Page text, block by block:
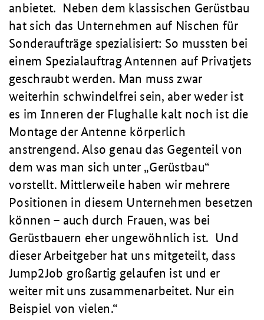
anbietet. Neben dem klassischen Gerüstbau
hat sich das Unternehmen auf Nischen für
Sonderaufträge spezialisiert: So mussten bei
einem Spezialauftrag Antennen auf Privatjets
geschraubt werden. Man muss zwar
weiterhin schwindelfrei sein, aber weder ist
es im Inneren der Flughalle kalt noch ist die
Montage der Antenne körperlich
anstrengend. Also genau das Gegenteil von
dem was man sich unter „Gerüstbau“
vorstellt. Mittlerweile haben wir mehrere
Positionen in diesem Unternehmen besetzen
können – auch durch Frauen, was bei
Gerüstbauern eher ungewöhnlich ist. Und
dieser Arbeitgeber hat uns mitgeteilt, dass
Jump2Job großartig gelaufen ist und er
weiter mit uns zusammenarbeitet. Nur ein
Beispiel von vielen.